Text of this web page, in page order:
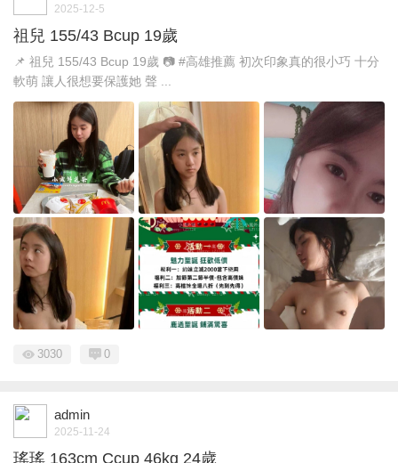
2025-12-5
祖兒 155/43 Bcup 19歲
📌 祖兒 155/43 Bcup 19歲 📷 #高雄推薦 初次印象真的很小巧 十分
軟萌 讓人很想要保護她 聲 ...
3030 0
admin
2025-11-24
瑤瑤 163cm Ccup 46kg 24歲